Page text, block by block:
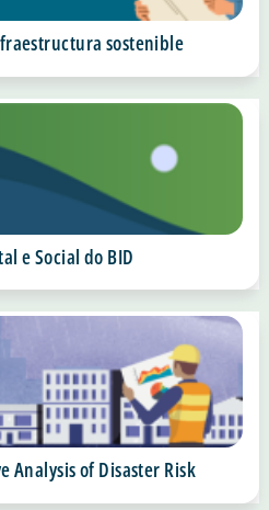
sostenible
e Social do BID
of Disaster Risk